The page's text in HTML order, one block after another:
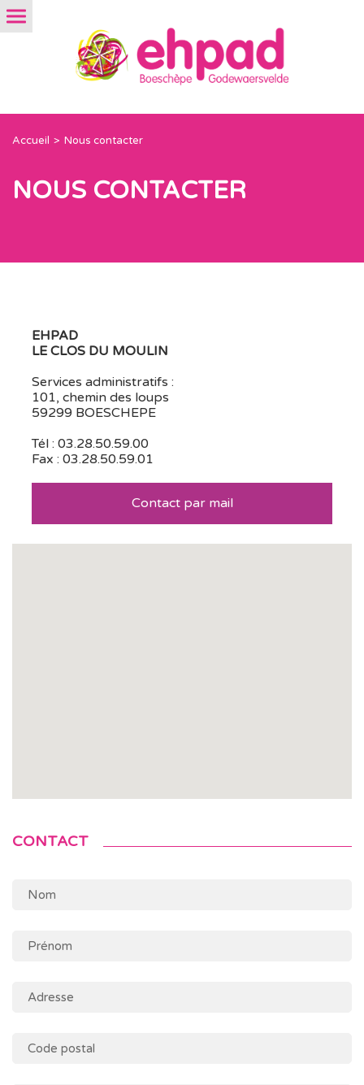
Accueil Nous contacter
NOUS CONTACTER
EHPAD
LE CLOS DU MOULIN
Services administratifs :
101, chemin des loups
59299 BOESCHEPE
Tél : 03.28.50.59.00
Fax : 03.28.50.59.01
Contact par mail
CONTACT